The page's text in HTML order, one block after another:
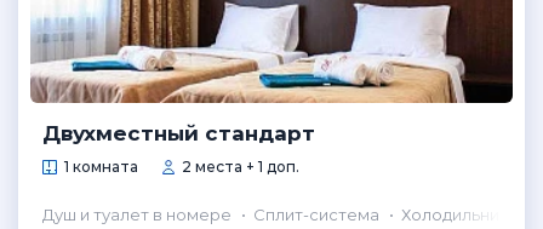
Двухместный стандарт
1 комната 2 места + 1 доп.
Душ и туалет в номере Сплит-система
Холодильник в